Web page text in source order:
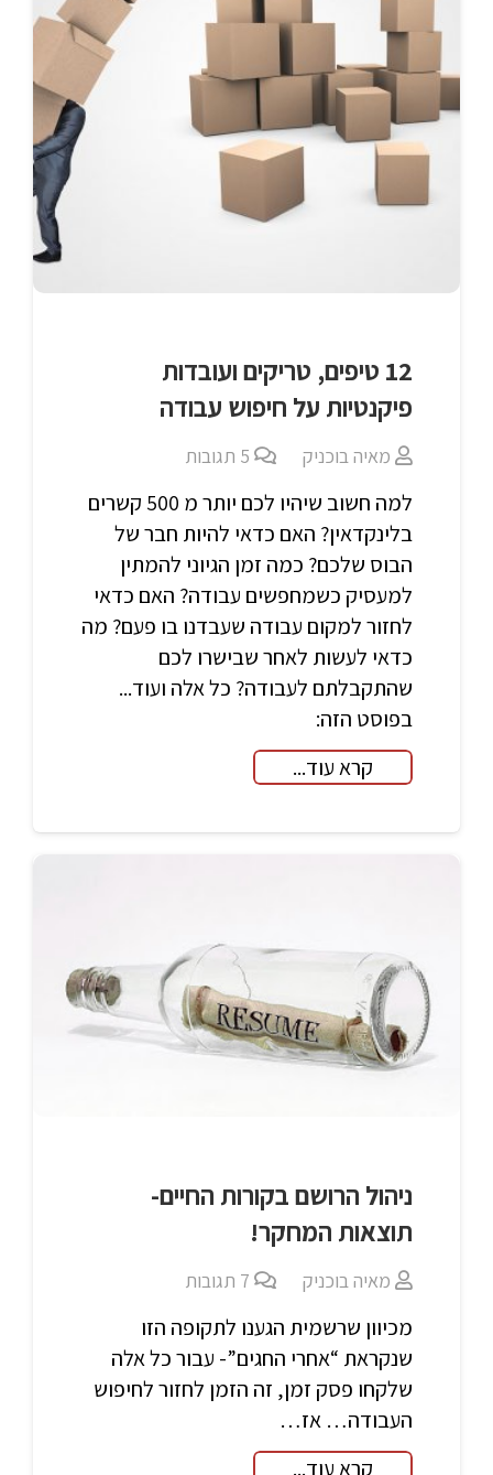
12 טיפים, טריקים ועובדות
פיקנטיות על חיפוש עבודה
מאיה בוכניק 5 תגובות
למה חשוב שיהיו לכם יותר מ 500 קשרים
בלינקדאין? האם כדאי להיות חבר של
הבוס שלכם? כמה זמן הגיוני להמתין
למעסיק כשמחפשים עבודה? האם כדאי
לחזור למקום עבודה שעבדנו בו פעם? מה
כדאי לעשות לאחר שבישרו לכם
שהתקבלתם לעבודה? כל אלה ועוד...
בפוסט הזה:
קרא עוד...
ניהול הרושם בקורות החיים-
תוצאות המחקר!
מאיה בוכניק 7 תגובות
מכיוון שרשמית הגענו לתקופה הזו
שנקראת “אחרי החגים”- עבור כל אלה
שלקחו פסק זמן, זה הזמן לחזור לחיפוש
העבודה… אז…
קרא עוד...